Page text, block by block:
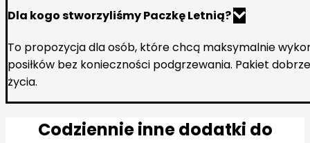
Dla kogo stworzyliśmy Paczkę Letnią?
To propozycja dla osób, które chcą maksymalnie
posiłków bez konieczności podgrzewania. Pakiet
życia.
Codziennie inne dodatki do